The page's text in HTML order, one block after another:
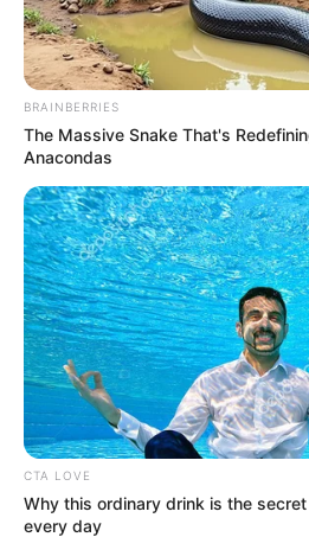
BRAINBERRIES
The Massive Snake That's
Anacondas
CTA LOVE
Why this ordinary drink is the
every day